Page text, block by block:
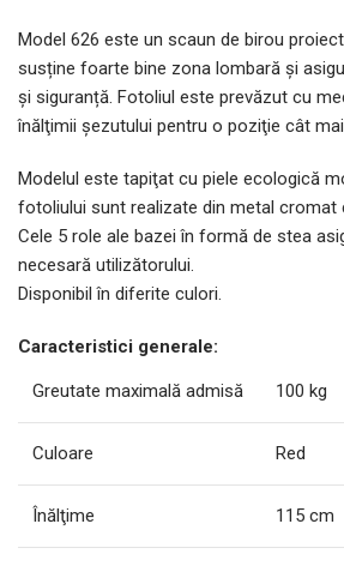
Model 626 este un scaun de birou
susține foarte bine zona lombară și
și siguranță. Fotoliul este prevăzut cu
înălţimii şezutului pentru o poziţie cât
Modelul este tapiţat cu piele ecologică
fotoliului sunt realizate din metal cromat
Cele 5 role ale bazei în formă de stea
necesară utilizătorului.
Disponibil în diferite culori.
Caracteristici generale:
Greutate maximală admisă 100 kg
Culoare Red
Înălţime 115 cm